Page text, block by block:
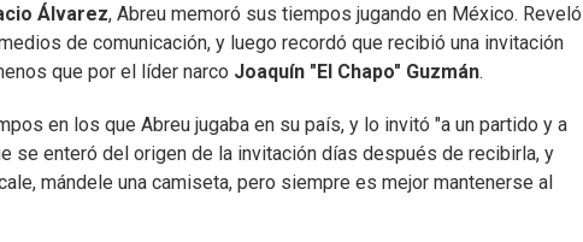
Álvarez, Abreu memoró sus tiempos jugando en México. Reveló
de comunicación, y luego recordó que recibió una invitación
que por el líder narco Joaquín "El Chapo" Guzmán.
en los que Abreu jugaba en su país, y lo invitó "a un partido y a
se enteró del origen de la invitación días después de recibirla, y
mándele una camiseta, pero siempre es mejor mantenerse al